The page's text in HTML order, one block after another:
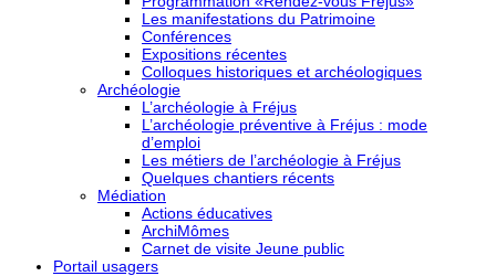
Les manifestations du Patrimoine
Conférences
Expositions récentes
Colloques historiques et archéologiques
Archéologie
L’archéologie à Fréjus
L’archéologie préventive à Fréjus : mode
d’emploi
Les métiers de l’archéologie à Fréjus
Quelques chantiers récents
Médiation
Actions éducatives
ArchiMômes
Carnet de visite Jeune public
Portail usagers